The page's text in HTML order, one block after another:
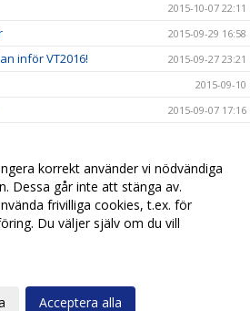
2015-10-07 22:11
2015-09-29 16:58
inför VT2016! 2015-09-27 23:21
2015-09-10
2015-09-07 17:16
2014-11-30 13:28
2014-05-01 23:49
2013-11-15 23:50
korrekt använder vi nödvändiga
Dessa går inte att stänga av.
frivilliga cookies, t.ex. för
Du väljer själv om du vill
Acceptera alla